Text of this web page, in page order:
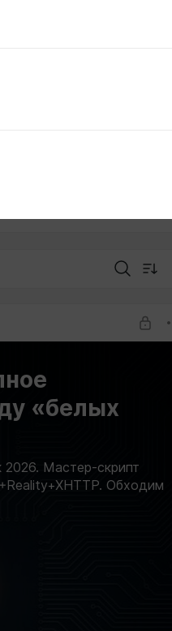
чату «The Hummus
по
«белых
Мастер-скрипт
Обходим